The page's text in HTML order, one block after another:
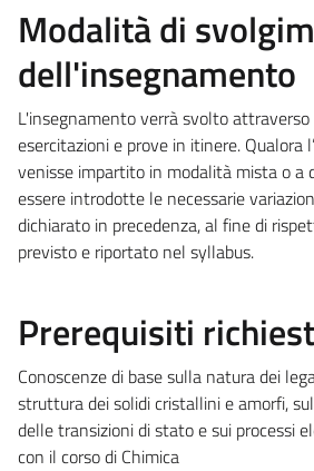
Modalità di
dell'insegnamento
L'insegnamento verrà svolto
esercitazioni e prove in itinere. Qualora
venisse impartito in modalità mista o a
essere introdotte le necessarie
dichiarato in precedenza, al fine di
previsto e riportato nel syllabus.
Prerequisiti
Conoscenze di base sulla natura dei
struttura dei solidi cristallini e amorfi,
delle transizioni di stato e sui processi
con il corso di Chimica